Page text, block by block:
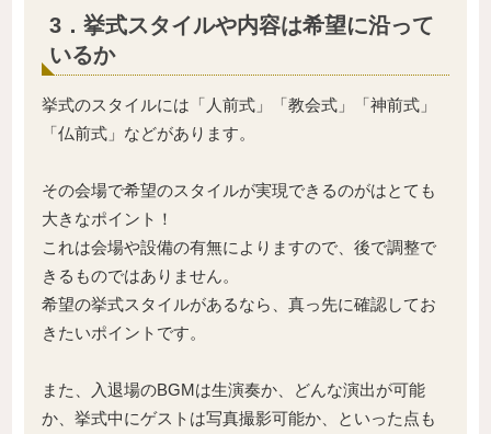
3．挙式スタイルや内容は希望に沿って
いるか
挙式のスタイルには「人前式」「教会式」「神前式」
「仏前式」などがあります。
その会場で希望のスタイルが実現できるのがはとても
大きなポイント！
これは会場や設備の有無によりますので、後で調整で
きるものではありません。
希望の挙式スタイルがあるなら、真っ先に確認してお
きたいポイントです。
また、入退場のBGMは生演奏か、どんな演出が可能
か、挙式中にゲストは写真撮影可能か、といった点も